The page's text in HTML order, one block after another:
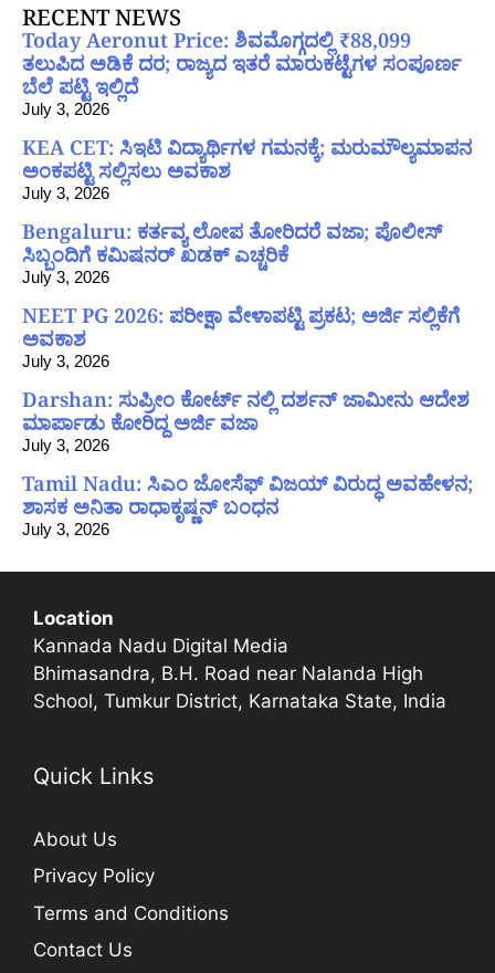
RECENT NEWS
Today Aeronut Price: ಶಿವಮೊಗ್ಗದಲ್ಲಿ ₹88,099
ತಲುಪಿದ ಅಡಿಕೆ ದರ; ರಾಜ್ಯದ ಇತರೆ ಮಾರುಕಟ್ಟೆಗಳ ಸಂಪೂರ್ಣ
ಬೆಲೆ ಪಟ್ಟಿ ಇಲ್ಲಿದೆ
July 3, 2026
KEA CET: ಸಿಇಟಿ ವಿದ್ಯಾರ್ಥಿಗಳ ಗಮನಕ್ಕೆ; ಮರುಮೌಲ್ಯಮಾಪನ
ಅಂಕಪಟ್ಟಿ ಸಲ್ಲಿಸಲು ಅವಕಾಶ
July 3, 2026
Bengaluru: ಕರ್ತವ್ಯ ಲೋಪ ತೋರಿದರೆ ವಜಾ; ಪೊಲೀಸ್
ಸಿಬ್ಬಂದಿಗೆ ಕಮಿಷನರ್ ಖಡಕ್ ಎಚ್ಚರಿಕೆ
July 3, 2026
NEET PG 2026: ಪರೀಕ್ಷಾ ವೇಳಾಪಟ್ಟಿ ಪ್ರಕಟ; ಅರ್ಜಿ ಸಲ್ಲಿಕೆಗೆ
ಅವಕಾಶ
July 3, 2026
Darshan: ಸುಪ್ರೀಂ ಕೋರ್ಟ್ ನಲ್ಲಿ ದರ್ಶನ್ ಜಾಮೀನು ಆದೇಶ
ಮಾರ್ಪಾಡು ಕೋರಿದ್ದ ಅರ್ಜಿ ವಜಾ
July 3, 2026
Tamil Nadu: ಸಿಎಂ ಜೋಸೆಫ್ ವಿಜಯ್ ವಿರುದ್ಧ ಅವಹೇಳನ;
ಶಾಸಕ ಅನಿತಾ ರಾಧಾಕೃಷ್ಣನ್ ಬಂಧನ
July 3, 2026
Location
Kannada Nadu Digital Media
Bhimasandra, B.H. Road near Nalanda High
School, Tumkur District, Karnataka State, India
Quick Links
About Us
Privacy Policy
Terms and Conditions
Contact Us